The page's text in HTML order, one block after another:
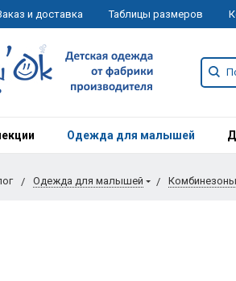
и доставка Таблицы размеров
Одежда для малышей
Одежда для малышей Комбинезоны